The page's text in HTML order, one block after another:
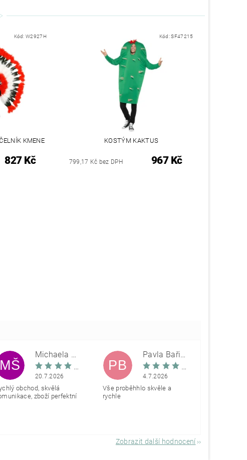
Kód:W2927H
KMENE
827 Kč
Kód:SF47215
KOSTÝM KAKTUS
799,17 Kč bez DPH 967 Kč
MŠ
Michaela Škovranová
20.7.2026
obchod, skvělá
zboží perfektní
PB
Pavla Bařinová
4.7.2026
Vše proběhhlo skvěle a
rychle
Zobrazit další hodnocení